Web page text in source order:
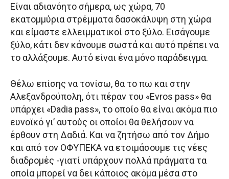
Είναι αδιανόητο σήμερα, ως χώρα, 70
εκατομμύρια στρέμματα δασοκάλυψη στη χώρα
και είμαστε ελλειμματικοί στο ξύλο. Εισάγουμε
ξύλο, κάτι δεν κάνουμε σωστά και αυτό πρέπει να
το αλλάξουμε. Αυτό είναι ένα μόνο παράδειγμα.
Θέλω επίσης να τονίσω, θα το πω και στην
Αλεξανδρούπολη, ότι πέραν του «Evros pass» θα
υπάρχει «Dadia pass», το οποίο θα είναι ακόμα πιο
ευνοϊκό γι’ αυτούς οι οποίοι θα θελήσουν να
έρθουν στη Δαδιά. Και να ζητήσω από τον Δήμο
και από τον ΟΦΥΠΕΚΑ να ετοιμάσουμε τις νέες
διαδρομές -γιατί υπάρχουν πολλά πράγματα τα
οποία μπορεί να δει κάποιος ακόμα μέσα στο